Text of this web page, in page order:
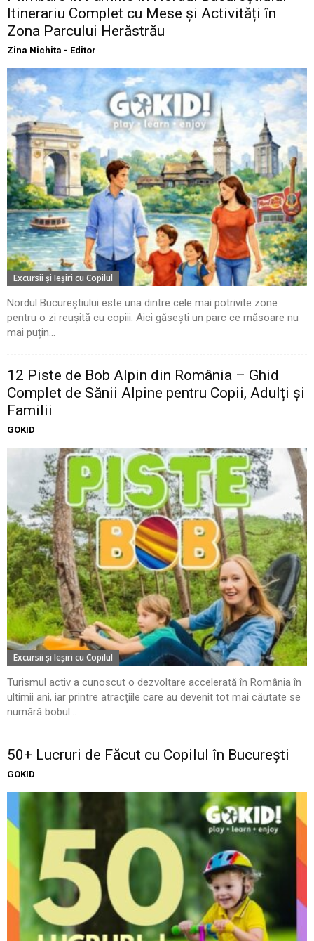
Itinerariu Complet cu Mese și Activități în
Zona Parcului Herăstrău
Zina Nichita - Editor
Excursii şi Ieşiri cu Copilul
Nordul Bucureștiului este una dintre cele mai potrivite zone
pentru o zi reușită cu copiii. Aici găsești un parc ce măsoare nu
mai puțin...
12 Piste de Bob Alpin din România – Ghid
Complet de Sănii Alpine pentru Copii, Adulți și
Familii
GOKID
Excursii şi Ieşiri cu Copilul
Turismul activ a cunoscut o dezvoltare accelerată în România în
ultimii ani, iar printre atracțiile care au devenit tot mai căutate se
numără bobul...
50+ Lucruri de Făcut cu Copilul în București
GOKID